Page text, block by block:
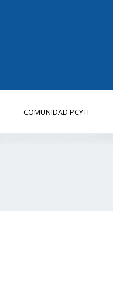
COMUNIDAD PCYTI